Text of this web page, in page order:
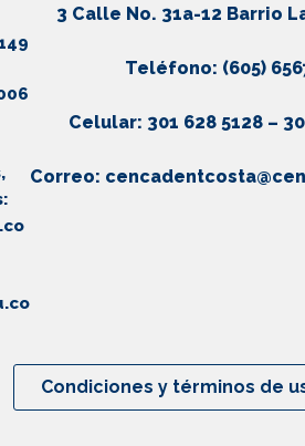
3 Calle No. 31a-12 Barrio
Teléfono: (605)
Celular: 301 628 5128 –
Correo:
Condiciones y términos de